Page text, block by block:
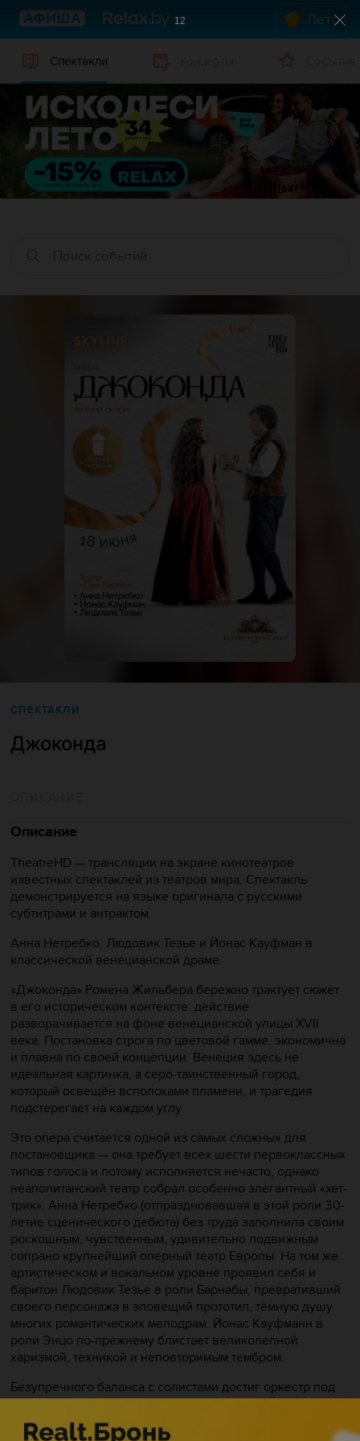
Лето
Спектакли
СПЕКТАКЛИ
Джоконда
Описание
TheatreHD — трансляции на экране кинотеатров
известных спектаклей из театров мира. Спектакль
демонстрируется на языке оригинала с русскими
субтитрами и антрактом.
Анна Нетребко, Людовик Тезье и Йонас Кауфман в
классической венецианской драме.
«Джоконда» Ромена Жильбера бережно трактует сюжет
в его историческом контексте: действие
разворачивается на фоне венецианской улицы XVII
века. Постановка строга по цветовой гамме, экономична
и плавна по своей концепции. Венеция здесь не
идеальная картинка, а серо-таинственный город,
который освещён всполохами пламени, и трагедия
подстерегает на каждом углу.
Это опера считается одной из самых сложных для
постановщика — она требует всех шести первоклассных
типов голоса и потому исполняется нечасто, однако
неаполитанский театр собрал особенно элегантный «хет-
трик». Анна Нетребко (отпраздновавшая в этой роли 30-
летие сценического дебюта) без труда заполнила своим
роскошным, чувственным, удивительно подвижным
сопрано крупнейший оперный театр Европы. На том же
артистическом и вокальном уровне проявил себя и
баритон Людовик Тезье в роли Барнабы, превративший
своего персонажа в зловещий прототип, тёмную душу
многих романтических мелодрам. Йонас Кауфманн в
роли Энцо по-прежнему блистает великолепной
харизмой, техникой и неповторимым тембром.
Безупречного баланса с солистами достиг оркестр под
упоминания заслуживает детский хор под руководством
12